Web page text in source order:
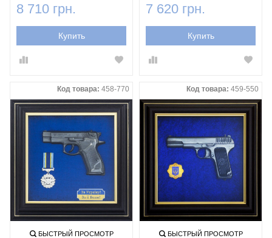
8 710 грн.
Купить
7 620 грн.
Купить
Код товара: 458-770
БЫСТРЫЙ ПРОСМОТР
Код товара: 459-550
БЫСТРЫЙ ПРОСМОТР